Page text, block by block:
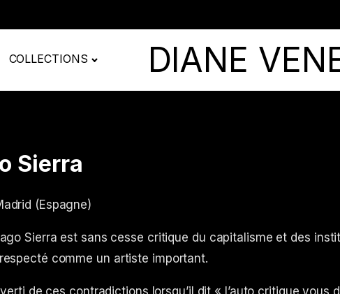
COLLECTIONS DIANE
Sierra
(Espagne)
Sierra est sans cesse critique du capitalisme et des
comme un artiste important.
de ces contradictions lorsqu’il dit « l’auto critique vous